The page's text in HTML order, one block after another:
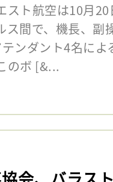
ト航空は10月
ス間で、機長、
ンダント4名に
のボ [&...